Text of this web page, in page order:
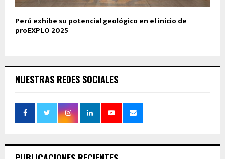
Perú exhibe su potencial geológico en el inicio de
proEXPLO 2025
NUESTRAS REDES SOCIALES